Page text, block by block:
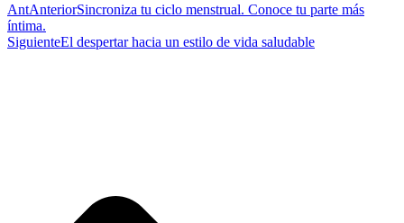
AntAnteriorSincroniza tu ciclo menstrual. Conoce tu parte más
íntima.
SiguienteEl despertar hacia un estilo de vida saludable